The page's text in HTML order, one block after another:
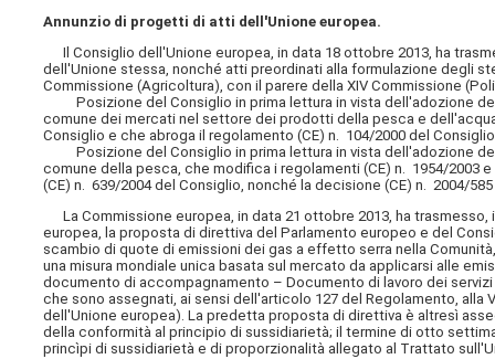
Annunzio di progetti di atti dell'Unione europea.
Il Consiglio dell'Unione europea, in data 18 ottobre 2013, ha
dell'Unione stessa, nonché atti preordinati alla formulazione degli
Commissione (Agricoltura), con il parere della XIV Commissione
Posizione del Consiglio in prima lettura in vista dell'adozione
comune dei mercati nel settore dei prodotti della pesca e
Consiglio e che abroga il regolamento (CE) n. 104/2000 del
Posizione del Consiglio in prima lettura in vista dell'adozione
comune della pesca, che modifica i regolamenti (CE) n. 1954/2003
(CE) n. 639/2004 del Consiglio, nonché la decisione (CE) n. 2004/
La Commissione europea, in data 21 ottobre 2013, ha
europea, la proposta di direttiva del Parlamento europeo e del
scambio di quote di emissioni dei gas a effetto serra nella
una misura mondiale unica basata sul mercato da applicarsi alle
documento di accompagnamento – Documento di lavoro dei
che sono assegnati, ai sensi dell'articolo 127 del Regolamento, alla
dell'Unione europea). La predetta proposta di direttiva è altresì
della conformità al principio di sussidiarietà; il termine di otto
princìpi di sussidiarietà e di proporzionalità allegato al Trattato